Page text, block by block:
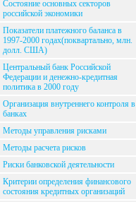
Состояние основных секторов
российской экономики
Показатели платежного баланса в
1997-2000 годах(поквартально, млн.
долл. США)
Центральный банк Российской
Федерации и денежно-кредитная
политика в 2000 году
Организация внутреннего контроля в
банках
Методы управления рисками
Методы расчета рисков
Риски банковской деятельности
Критерии определения финансового
состояния кредитных организаций